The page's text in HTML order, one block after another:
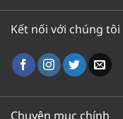
Kết nối với chúng tôi
Chuyên mục chính